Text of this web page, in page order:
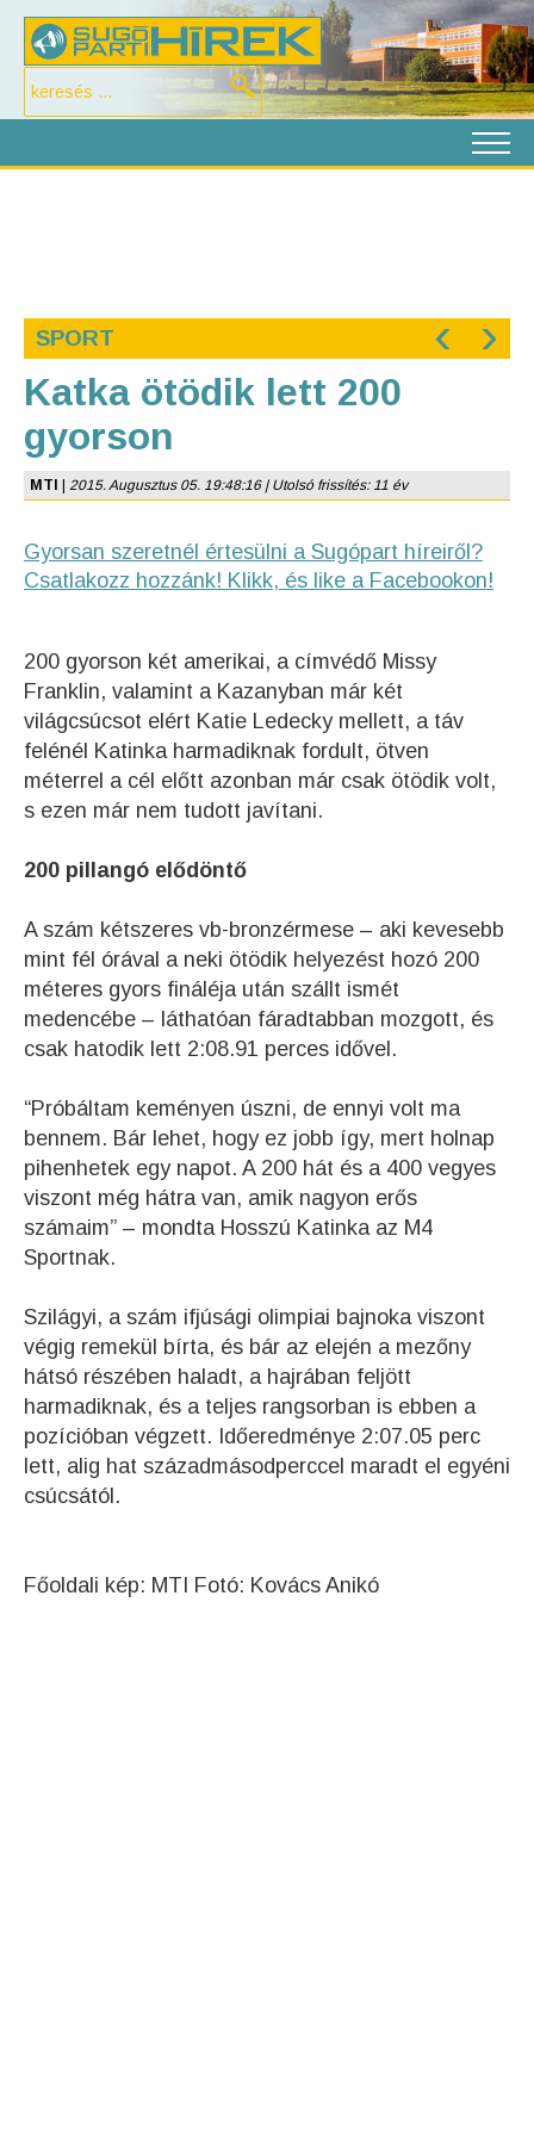
SPORT ‹ ›
Katka ötödik lett 200
gyorson
MTI 2015. Augusztus 05. 19:48:16 | Utolsó frissítés: 11 év
Gyorsan szeretnél értesülni a Sugópart híreiről?
Csatlakozz hozzánk! Klikk, és like a Facebookon!
200 gyorson két amerikai, a címvédő Missy
Franklin, valamint a Kazanyban már két
világcsúcsot elért Katie Ledecky mellett, a táv
felénél Katinka harmadiknak fordult, ötven
méterrel a cél előtt azonban már csak ötödik volt,
s ezen már nem tudott javítani.
200 pillangó elődöntő
A szám kétszeres vb-bronzérmese – aki kevesebb
mint fél órával a neki ötödik helyezést hozó 200
méteres gyors fináléja után szállt ismét
medencébe – láthatóan fáradtabban mozgott, és
csak hatodik lett 2:08.91 perces idővel.
“Próbáltam keményen úszni, de ennyi volt ma
bennem. Bár lehet, hogy ez jobb így, mert holnap
pihenhetek egy napot. A 200 hát és a 400 vegyes
viszont még hátra van, amik nagyon erős
számaim” – mondta Hosszú Katinka az M4
Sportnak.
Szilágyi, a szám ifjúsági olimpiai bajnoka viszont
végig remekül bírta, és bár az elején a mezőny
hátsó részében haladt, a hajrában feljött
harmadiknak, és a teljes rangsorban is ebben a
pozícióban végzett. Időeredménye 2:07.05 perc
lett, alig hat századmásodperccel maradt el egyéni
csúcsától.
Főoldali kép: MTI Fotó: Kovács Anikó